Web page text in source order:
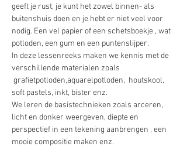
geeft je rust, je kunt het zowel binnen- als
buitenshuis doen en je hebt er niet veel voor
nodig. Een vel papier of een schetsboekje , wat
potloden, een gum en een puntenslijper.
In deze lessenreeks maken we kennis met de
verschillende materialen zoals
grafietpotloden,aquarelpotloden,  houtskool,
soft pastels, inkt, bister enz.
We leren de basistechnieken zoals arceren,
licht en donker weergeven, diepte en
perspectief in een tekening aanbrengen , een
mooie compositie maken enz.